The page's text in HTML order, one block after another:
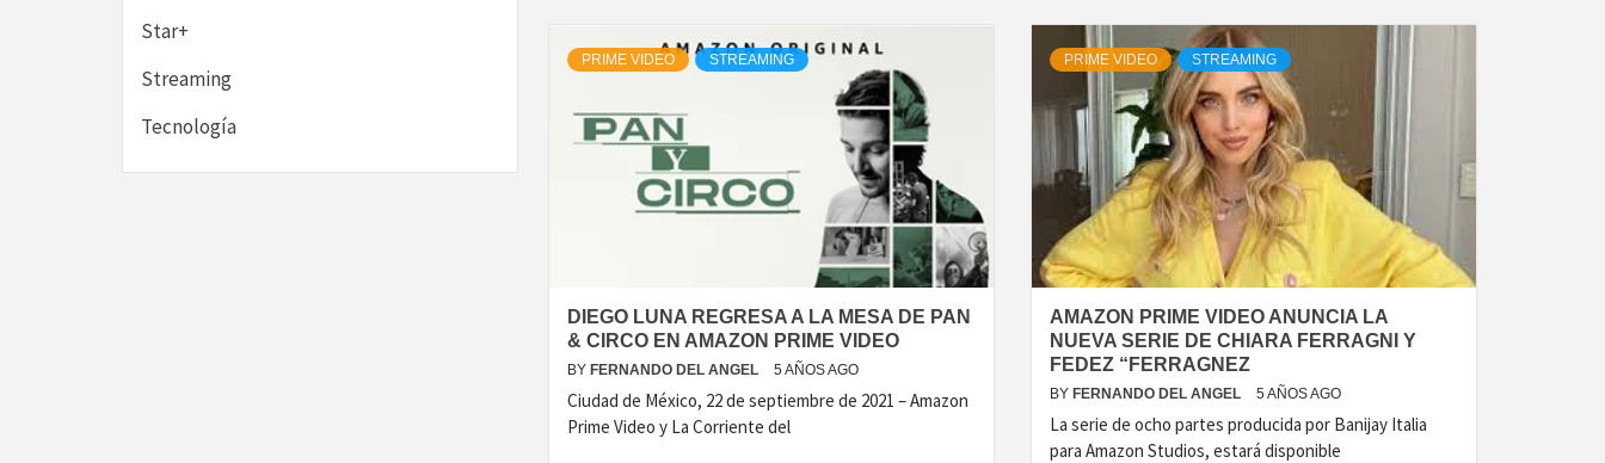
PRIME VIDEO STREAMING
DIEGO LUNA REGRESA A LA MESA DE PAN
& CIRCO EN AMAZON PRIME VIDEO
BY FERNANDO DEL ANGEL 5 AÑOS AGO
Ciudad de México, 22 de septiembre de 2021 – Amazon
Prime Video y La Corriente del
PRIME VIDEO STREAMING
AMAZON PRIME VIDEO ANUNCIA LA
NUEVA SERIE DE CHIARA FERRAGNI Y
FEDEZ “FERRAGNEZ
BY FERNANDO DEL ANGEL 5 AÑOS AGO
La serie de ocho partes producida por Banijay Italia
para Amazon Studios, estará disponible
Star+
Streaming
Tecnología